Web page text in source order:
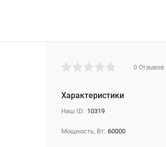
0 Отзывов
Характеристики
Наш ID: 10319
Мощность, Вт: 60000